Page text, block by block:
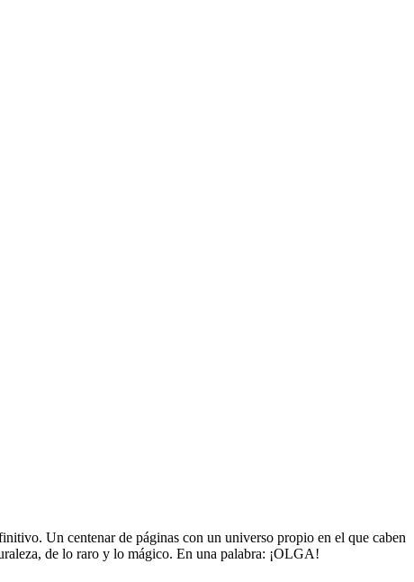
Un centenar de páginas con un universo propio en el que caben
de lo raro y lo mágico. En una palabra: ¡OLGA!